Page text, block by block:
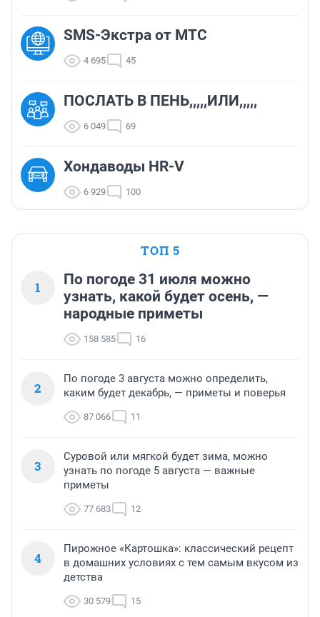
SMS-Экстра от МТС
4 695 45
ПОСЛАТЬ В ПЕНЬ,,,,,ИЛИ,,,,,
6 049 69
Хондаводы HR-V
6 929 100
ТОП 5
1
По погоде 31 июля можно
узнать, какой будет осень, —
народные приметы
158 585 16
2
По погоде 3 августа можно определить,
каким будет декабрь, — приметы и поверья
87 066 11
3
Суровой или мягкой будет зима, можно
узнать по погоде 5 августа — важные
приметы
77 683 12
4
Пирожное «Картошка»: классический рецепт
в домашних условиях с тем самым вкусом из
детства
30 579 15